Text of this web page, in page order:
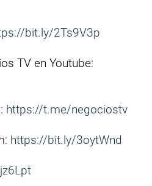
bit.ly/2Ts9V3p
TV en Youtube:
https://t.me/negociostv
https://bit.ly/3oytWnd